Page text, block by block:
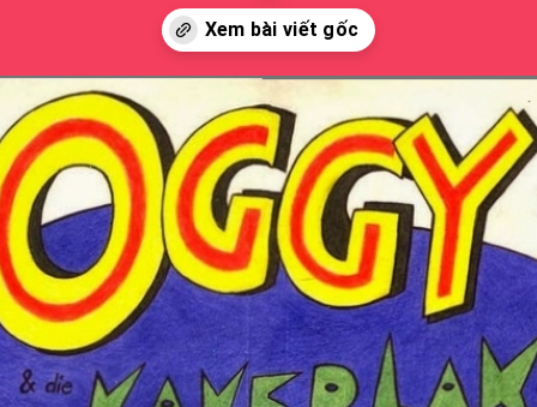
Đang mởhttps://issiloo.edu.vn/nhan-vat-trong-oggy